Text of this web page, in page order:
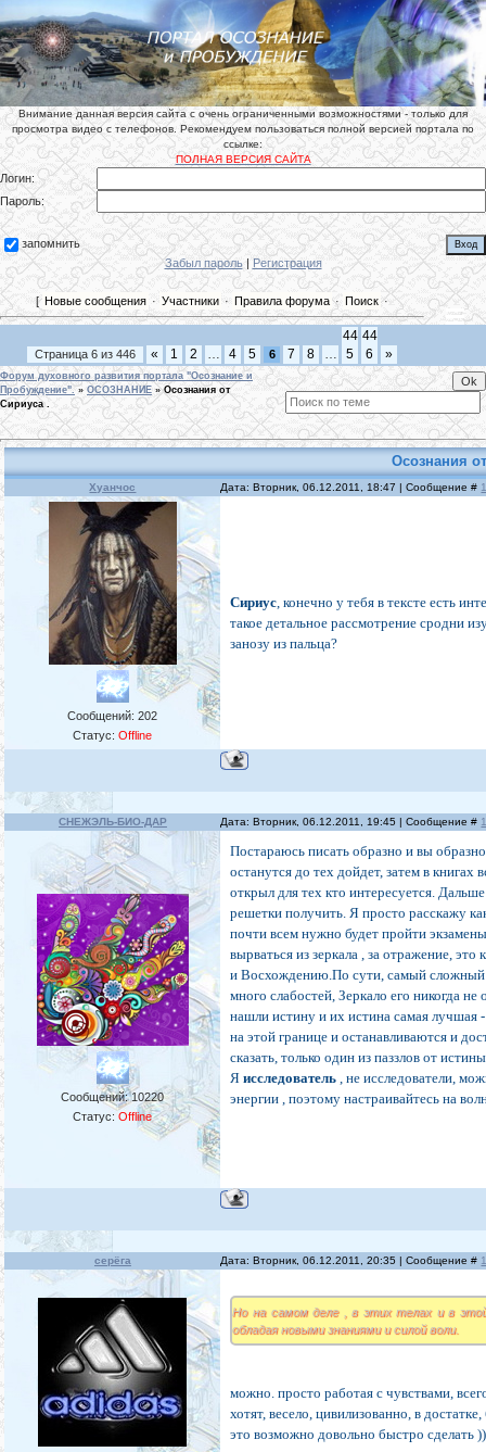
Внимание данная версия сайта с очень ограниченными возможностями - только для
просмотра видео с телефонов. Рекомендуем пользоваться полной версией портала по
ссылке:
ПОЛНАЯ ВЕРСИЯ САЙТА
Логин:
Пароль:
запомнить
Забыл пароль| Регистрация
[ Новые сообщения · Участники · Правила форума · Поиск·
Страница 6 из 446 « 1 2 … 4 5 6 7 8 …
44
5
44
6
»
Форум духовного развития портала "Осознание и
Пробуждение". » ОСОЗНАНИЕ » Осознания от
Сириуса .
Осознания
Хуанчос Дата: Вторник, 06.12.2011, 18:47 | Сообщение #
Сообщений:202
Статус:Offline
Сириус, конечно у тебя в тексте есть
такое детальное рассмотрение сродни
занозу из пальца?
СНЕЖЭЛЬ-БИО-ДАР Дата: Вторник, 06.12.2011, 19:45 | Сообщение #
Сообщений:10220
Статус:Offline
Постараюсь писать образно и вы
останутся до тех дойдет, затем в
открыл для тех кто интересуется.
решетки получить. Я просто расскажу
почти всем нужно будет пройти
вырваться из зеркала , за отражение,
и Восхождению.По сути, самый сложный
много слабостей, Зеркало его никогда не
нашли истину и их истина самая лучшая
на этой границе и останавливаются и
сказать, только один из паззлов от
Яисследователь , не исследователи,
энергии , поэтому настраивайтесь на
серёга Дата: Вторник, 06.12.2011, 20:35 | Сообщение #
Но на самом деле , в этих телах и в
обладая новыми знаниями и силой воли.
можно. просто работая с чувствами,
хотят, весело, цивилизованно, в
это возможно довольно быстро